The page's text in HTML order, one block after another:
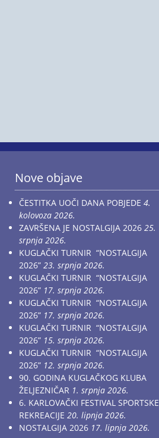
Nove objave
ČESTITKA UOČI DANA POBJEDE 4.
kolovoza 2026.
ZAVRŠENA JE NOSTALGIJA 2026 25.
srpnja 2026.
KUGLAČKI TURNIR “NOSTALGIJA
2026” 23. srpnja 2026.
KUGLAČKI TURNIR “NOSTALGIJA
2026” 17. srpnja 2026.
KUGLAČKI TURNIR “NOSTALGIJA
2026” 17. srpnja 2026.
KUGLAČKI TURNIR “NOSTALGIJA
2026” 15. srpnja 2026.
KUGLAČKI TURNIR “NOSTALGIJA
2026” 12. srpnja 2026.
90. GODINA KUGLAČKOG KLUBA
ŽELJEZNIČAR 1. srpnja 2026.
6. KARLOVAČKI FESTIVAL SPORTSKE
REKREACIJE 20. lipnja 2026.
NOSTALGIJA 2026 17. lipnja 2026.